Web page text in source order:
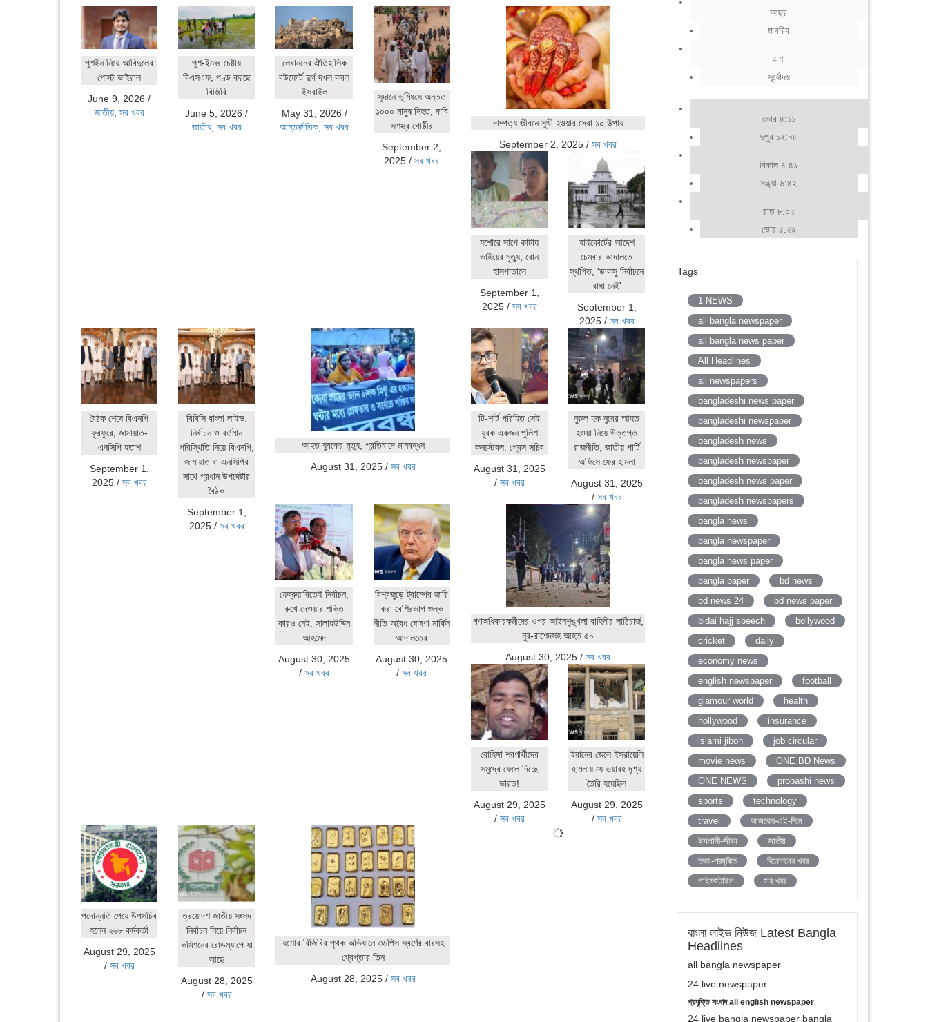
পুশইন নিয়ে আবিদুলের
পোস্ট ভাইরাল
June 9, 2026 /
জাতীয়, সব খবর
পুশ-ইনের চেষ্টায়
বিএসএফ, পণ্ড করছে
বিজিবি
June 5, 2026 /
জাতীয়, সব খবর
লেবাননের ঐতিহাসিক
বউফোর্ট দুর্গ দখল করল
ইসরাইল
May 31, 2026 /
আন্তর্জাতিক ,সব খবর
সুদানে ভূমিধসে অন্তত
১০০০ মানুষ নিহত, দাবি
সশস্ত্র গোষ্ঠীর
September 2,
2025 /সব খবর
দাম্পত্য জীবনে সুখী হওয়ার সেরা ১০ উপায়
September 2, 2025 /সব খবর
যশোরে সাপে কাটায়
ভাইয়ের মৃত্যু, বোন
হাসপাতালে
September 1,
2025/ সব খবর
হাইকোর্টের আদেশ
চেম্বার আদালতে
স্থগিত, 'ডাকসু নির্বাচনে
বাধা নেই'
September 1,
2025/ সব খবর
বৈঠক শেষে বিএনপি
ফুরফুরে, জামায়াত-
এনসিপি হতাশ
September 1,
2025/ সব খবর
বিবিসি বাংলা লাইভ:
নির্বাচন ও বর্তমান
পরিস্থিতি নিয়ে বিএনপি,
জামায়াত ও এনসিপির
সাথে প্রধান উপদেষ্টার
বৈঠক
September 1,
2025/ সব খবর
আহত যুবকের মৃত্যু, প্রতিবাদে মানবন্ধন
August 31, 2025/ সব খবর
টি-শার্ট পরিহিত সেই
যুবক একজন পুলিশ
কনস্টেবল: প্রেস সচিব
August 31, 2025
/ সব খবর
নুরুল হক নুরের আহত
হওয়া নিয়ে উত্তপ্ত
রাজনীতি, জাতীয় পার্টি
অফিসে ফের হামলা
August 31, 2025
/ সব খবর
ফেব্রুয়ারিতেই নির্বাচন,
রুখে দেওয়ার শক্তি
কারও নেই: সালাহউদ্দিন
আহমেদ
August 30, 2025
/সব খবর
বিশ্বজুড়ে ট্রাম্পের জারি
করা বেশিরভাগ শুল্ক
নীতি অবৈধ ঘোষণা মার্কিন
আদালতের
August 30, 2025
/সব খবর
গণঅধিকারকর্মীদের ওপর আইনশৃঙ্খলা বাহিনীর লাঠিচার্জ,
নুর-রাশেদসহ আহত ৫০
August 30, 2025 /সব খবর
রোহিঙ্গা শরণার্থীদের
সমুদ্রে ফেলে দিচ্ছে
ভারত!
August 29, 2025
/ সব খবর
ইরানের জেলে ইসরায়েলি
হামলায় যে ভয়াবহ দৃশ্য
তৈরি হয়েছিল
August 29, 2025
/ সব খবর
পদোন্নতি পেয়ে উপসচিব
হলেন ২৬৮ কর্মকর্তা
August 29, 2025
/ সব খবর
ত্রয়োদশ জাতীয় সংসদ
নির্বাচন নিয়ে নির্বাচন
কমিশনের রোডম্যাপে যা
আছে
August 28, 2025
/ সব খবর
যশোর বিজিবির পৃথক অভিযানে ৩৬পিস স্বর্ণের বারসহ
গ্রেপ্তার তিন
August 28, 2025/ সব খবর
আছর
মাগরিব
এশা
সূর্যোদয়
ভোর ৪:১১
দুপুর ১২:০৮
বিকাল ৪:৪১
সন্ধ্যা ৬:৪২
রাত ৮:০২
ভোর ৫:২৯
Tags
1 NEWS
all bangla newspaper
all bangla news paper
All Headlines
all newspapers
bangladeshi news paper
bangladeshi newspaper
bangladesh news
bangladesh newspaper
bangladesh news paper
bangladesh newspapers
bangla news
bangla newspaper
bangla news paper
bangla paper
bd news
bd news 24
bd news paper
bidai hajj speech
bollywood
cricket
daily
economy news
english newspaper
football
glamour world
health
hollywood
insurance
islami jibon
job circular
movie news
ONE BD News
ONE NEWS
probashi news
sports
technology
travel
আজকের-এই-দিনে
ইসলামী-জীবন
জাতীয়
তথ্য-প্রযুক্তি
বিনোদনের খবর
লাইফস্টাইল
সব খবর
বাংলা লাইভ নিউজ Latest Bangla
Headlines
all bangla newspaper
24 live newspaper
প্রযুক্তি সংবাদ all english newspaper
24 live bangla newspaper bangla